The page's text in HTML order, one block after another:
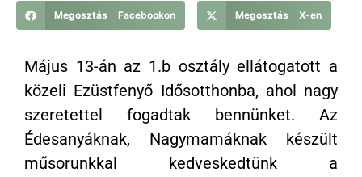
Megosztás Facebookon Megosztás X-en
Május 13-án az 1.b osztály ellátogatott a
közeli Ezüstfenyő Idősotthonba, ahol nagy
szeretettel fogadtak bennünket. Az
Édesanyáknak, Nagymamáknak készült
műsorunkkal kedveskedtünk a